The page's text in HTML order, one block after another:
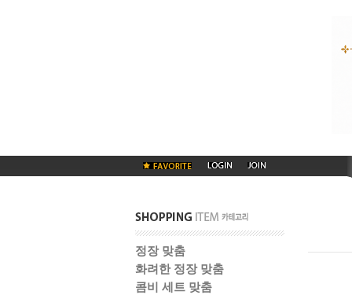
정장 맞춤
화려한 정장 맞춤
콤비 세트 맞춤